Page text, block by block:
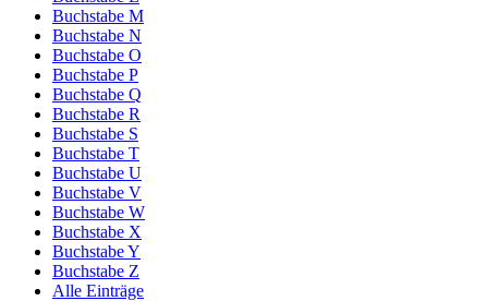
Buchstabe M
Buchstabe N
Buchstabe O
Buchstabe P
Buchstabe Q
Buchstabe R
Buchstabe S
Buchstabe T
Buchstabe U
Buchstabe V
Buchstabe W
Buchstabe X
Buchstabe Y
Buchstabe Z
Alle Einträge